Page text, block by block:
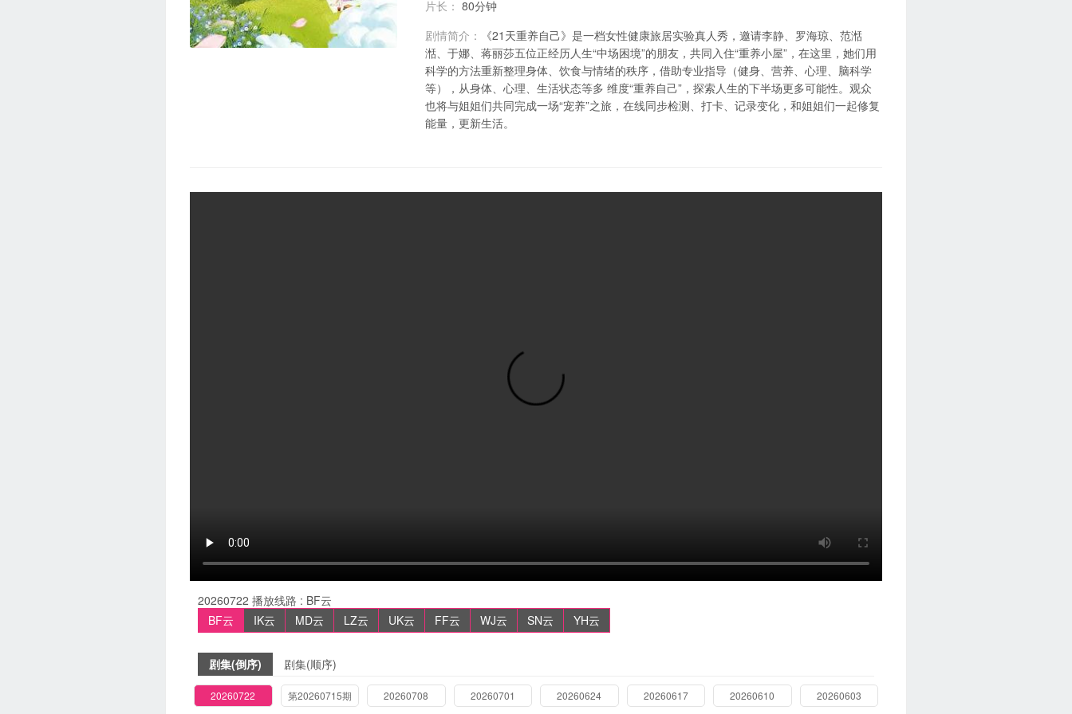
片长： 80分钟
剧情简介：
《21天重养自己》是一档女性健康旅居实验真人秀，邀请李静、罗海琼、范湉
湉、于娜、蒋丽莎五位正经历人生“中场困境”的朋友，共同入住“重养小屋”，在这里，她们用
科学的方法重新整理身体、饮食与情绪的秩序，借助专业指导（健身、营养、心理、脑科学
等），从身体、心理、生活状态等多 维度“重养自己”，探索人生的下半场更多可能性。观众
也将与姐姐们共同完成一场“宠养”之旅，在线同步检测、打卡、记录变化，和姐姐们一起修复
能量，更新生活。
20260722 播放线路 : BF云
BF云
IK云 MD云 LZ云 UK云 FF云 WJ云 SN云 YH云
剧集(倒序) 剧集(顺序)
20260722 第20260715期 20260708 20260701 20260624 20260617 20260610 20260603